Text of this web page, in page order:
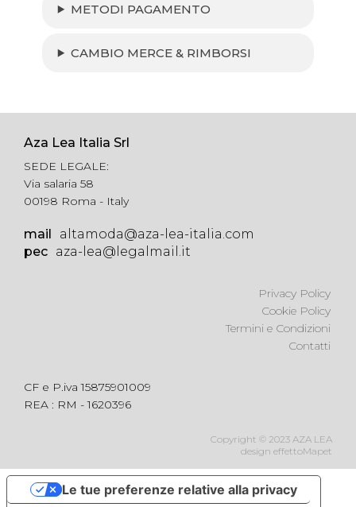
METODI PAGAMENTO
CAMBIO MERCE & RIMBORSI
Aza Lea Italia Srl
SEDE LEGALE:
Via salaria 58
00198 Roma - Italy
mail
altamoda@aza-lea-italia.com
pec aza-lea@legalmail.it
Privacy Policy
Cookie Policy
Termini e Condizioni
Contatti
CF e P.iva 15875901009
REA : RM - 1620396
Copyright © 2023 AZA LEA
design effettoMapet
Le tue preferenze relative alla privacy